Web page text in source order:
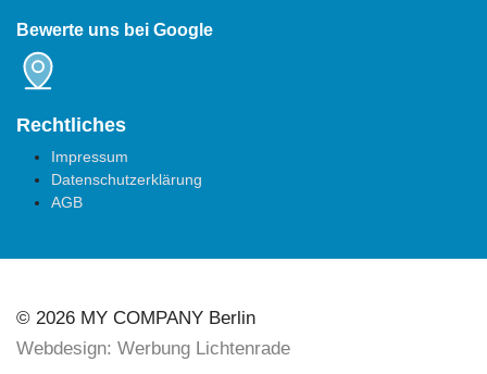
Bewerte uns bei Google
Rechtliches
Impressum
Datenschutzerklärung
AGB
© 2026 MY COMPANY Berlin
Webdesign: Werbung Lichtenrade